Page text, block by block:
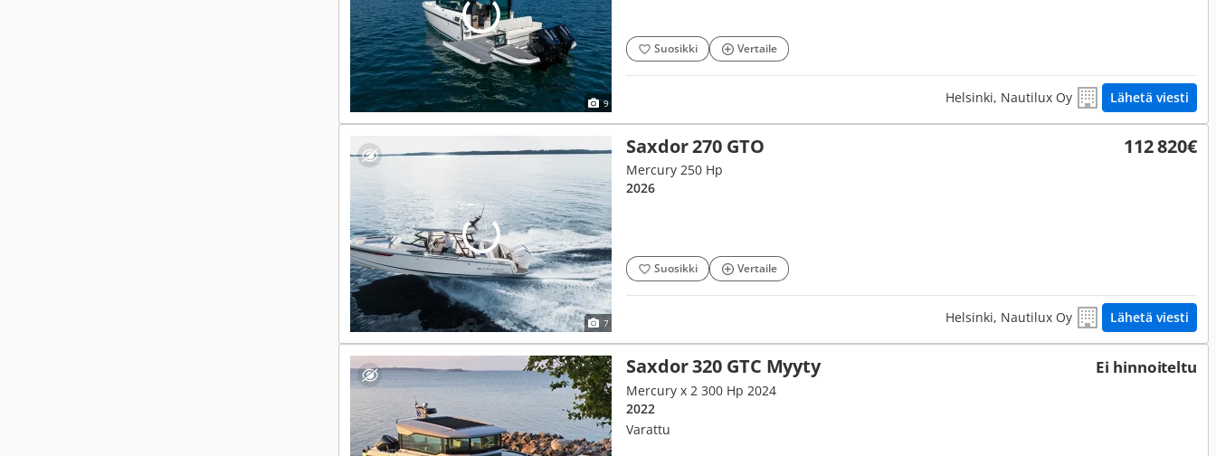
9
Suosikki Vertaile
Helsinki, Nautilux Oy Lähetä viesti
7
Saxdor 270 GTO 112 820€
Mercury 250 Hp
2026
Suosikki Vertaile
Helsinki, Nautilux Oy Lähetä viesti
Saxdor 320 GTC Myyty Ei hinnoiteltu
Mercury x 2 300 Hp 2024
2022
Varattu